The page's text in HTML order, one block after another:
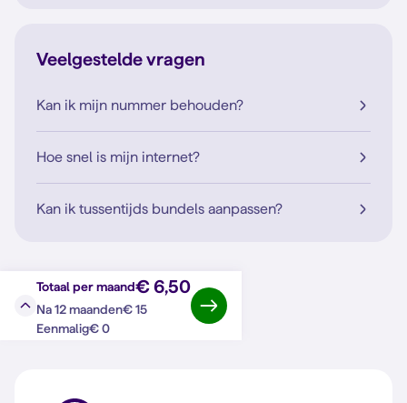
Veelgestelde vragen
Kan ik mijn nummer behouden?
Hoe snel is mijn internet?
Kan ik tussentijds bundels aanpassen?
Totaal per maand€ 6,50
Na 12 maanden€ 15
Eenmalig€ 0
Bij Simyo zit je goed